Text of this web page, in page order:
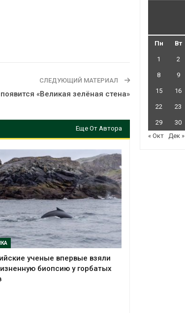
СЛЕДУЮЩИЙ МАТЕРИАЛ
«Великая зелёная стена»
Еще От Автора
ученые впервые взяли
биопсию у горбатых
Пн Вт
1 2
8 9
15 16
22 23
29
30
« Окт
Дек »